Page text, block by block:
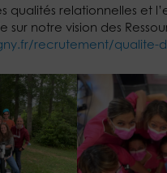
qualités relationnelles et
sur notre vision des
recrutement/qualite-